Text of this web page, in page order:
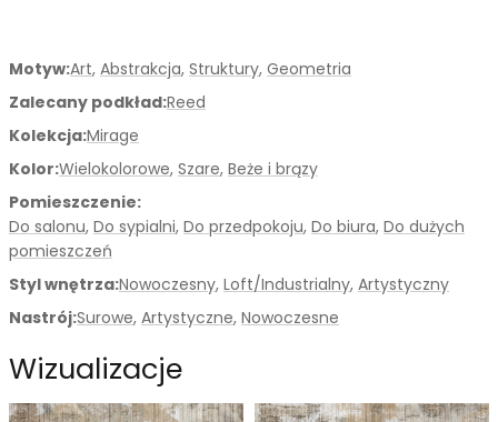
Motyw:Art, Abstrakcja, Struktury, Geometria
Zalecany podkład:Reed
Kolekcja:Mirage
Kolor:Wielokolorowe, Szare, Beże i brązy
Pomieszczenie:
Do salonu, Do sypialni, Do przedpokoju, Do biura, Do dużych
pomieszczeń
Styl wnętrza:Nowoczesny, Loft/Industrialny, Artystyczny
Nastrój:Surowe, Artystyczne, Nowoczesne
Wizualizacje